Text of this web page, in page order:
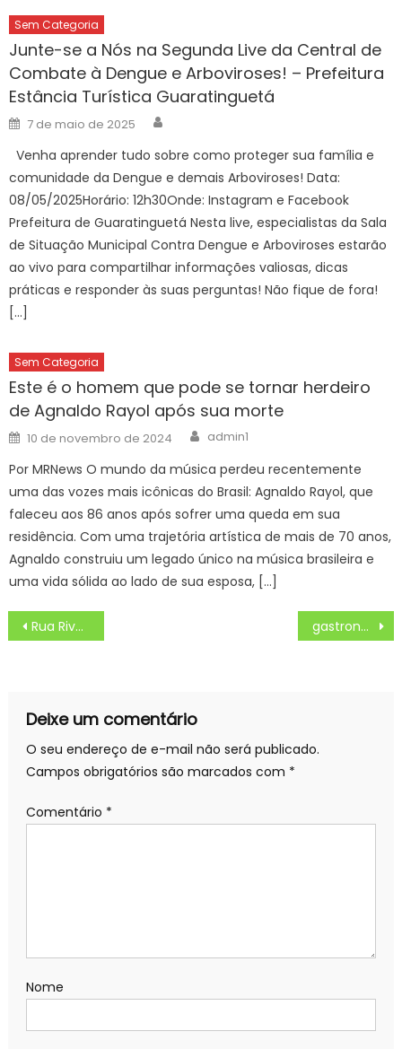
Sem Categoria
Junte-se a Nós na Segunda Live da Central de
Combate à Dengue e Arboviroses! – Prefeitura
Estância Turística Guaratinguetá
Posted
on
7 de maio de 2025
Venha aprender tudo sobre como proteger sua família e
comunidade da Dengue e demais Arboviroses! Data:
08/05/2025Horário: 12h30Onde: Instagram e Facebook
Prefeitura de Guaratinguetá Nesta live, especialistas da Sala
de Situação Municipal Contra Dengue e Arboviroses estarão
ao vivo para compartilhar informações valiosas, dicas
práticas e responder às suas perguntas! Não fique de fora!
[…]
Sem Categoria
Este é o homem que pode se tornar herdeiro
de Agnaldo Rayol após sua morte
Posted
on
10 de novembro de 2024 Author
admin1
Por MRNews O mundo da música perdeu recentemente
uma das vozes mais icônicas do Brasil: Agnaldo Rayol, que
faleceu aos 86 anos após sofrer uma queda em sua
residência. Com uma trajetória artística de mais de 70 anos,
Agnaldo construiu um legado único na música brasileira e
uma vida sólida ao lado de sua esposa, […]
Navegação
de
Rua Rivadávia Correa terá trecho interditado no sábado para evento na Cidade do Samba – Prefeitura da Cidade do Rio de Janeiro gastronomia regional também se destaca – Portal do Governo de Mato Grosso do Sul
Deixe um comentário
O seu endereço de e-mail não será publicado.
Campos obrigatórios são marcados com *
Comentário *
Nome